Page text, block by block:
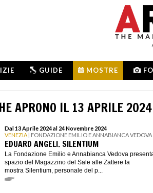
GUIDE MOSTRE
APRONO IL 13 APRILE 2024
Dal 13 Aprile 2024 al 24 Novembre 2024
VENEZIA | FONDAZIONE EMILIO E ANNABIANCA VEDOVA
EDUARD ANGELI. SILENTIUM
La Fondazione Emilio e Annabianca Vedova
spazio del Magazzino del Sale alle Zattere la
mostra Silentium, personale del p...